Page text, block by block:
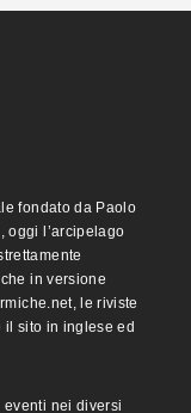
fondato da Paolo
oggi l’arcipelago
in versione
le riviste
il sito in inglese ed
eventi nei diversi